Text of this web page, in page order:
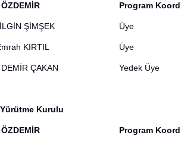
Program
ŞİMŞEK Üye
KIRTIL Üye
ÇAKAN Yedek Üye
Kurulu
Program